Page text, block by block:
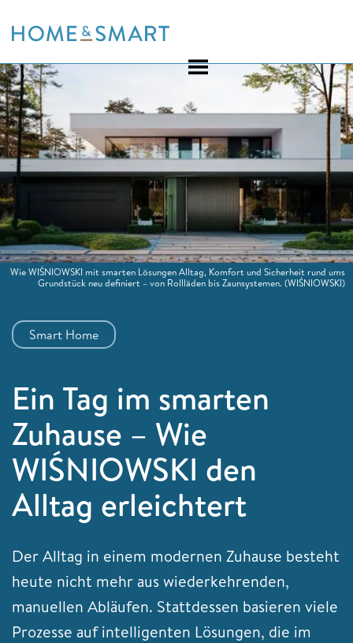
to
Smart Home
Ein Tag im smarten
Zuhause – Wie
WIŚNIOWSKI den
Alltag erleichtert
Der Alltag in einem modernen Zuhause besteht
heute nicht mehr aus wiederkehrenden,
manuellen Abläufen. Stattdessen basieren viele
Prozesse auf intelligenten Lösungen, die im
Wie WIŚNIOWSKI mit smarten Lösungen Alltag, Komfort und Sicherheit rund ums
Grundstück neu definiert – von Rollläden bis Zaunsystemen.(WIŚNIOWSKI)